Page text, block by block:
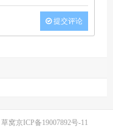
提交评论
草窝京ICP备19007892号-11